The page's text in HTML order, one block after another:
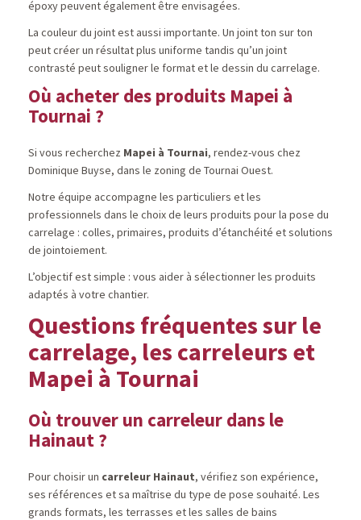
époxy peuvent également être envisagées.
La couleur du joint est aussi importante. Un joint ton sur ton
peut créer un résultat plus uniforme tandis qu’un joint
contrasté peut souligner le format et le dessin du carrelage.
Où acheter des produits Mapei à
Tournai ?
Si vous recherchez Mapei à Tournai, rendez-vous chez
Dominique Buyse, dans le zoning de Tournai Ouest.
Notre équipe accompagne les particuliers et les
professionnels dans le choix de leurs produits pour la pose du
carrelage : colles, primaires, produits d’étanchéité et solutions
de jointoiement.
L’objectif est simple : vous aider à sélectionner les produits
adaptés à votre chantier.
Questions fréquentes sur le
carrelage, les carreleurs et
Mapei à Tournai
Où trouver un carreleur dans le
Hainaut ?
Pour choisir un carreleur Hainaut, vérifiez son expérience,
ses références et sa maîtrise du type de pose souhaité. Les
grands formats, les terrasses et les salles de bains